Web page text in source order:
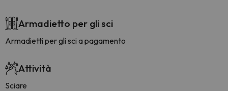
Armadietto per gli sci
Armadietti per gli sci a pagamento
Attività
Sciare